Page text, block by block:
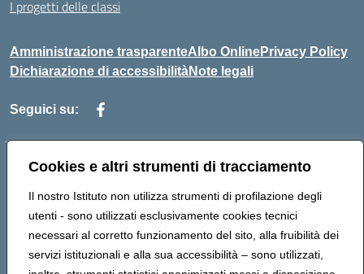
Cookies e altri strumenti di tracciamento
Il nostro Istituto non utilizza strumenti di profilazione degli
utenti - sono utilizzati esclusivamente cookies tecnici
necessari al corretto funzionamento del sito, alla fruibilità dei
servizi istituzionali e alla sua accessibilità – sono utilizzati,
I progetti delle classi
Amministrazione trasparenteAlbo OnlinePrivacy Policy
Dichiarazione di accessibilitàNote legali
Seguici su:
Indirizzo:Via f. Turati, 44 Melito P. Salvo
Posta elettronica certificata (PEC):rcic841003@pec.istruzione.it
Codice fiscale: 92034530805
Codice meccanografico:
rcic841003
Codice Indice delle Pubbliche Amministrazioni (IPA): istsc_rcic841003